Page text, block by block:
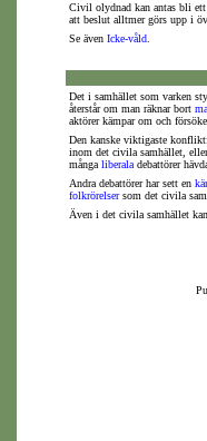
Civil olydnad kan antas bli
att beslut alltmer görs upp i
Se även Icke-våld
Det i samhället som varken
återstår om man räknar bort
aktörer kämpar om och
Den kanske viktigaste
inom det civila samhället,
många liberala debattörer
Andra debattörer har sett en
folkrörelsersom det civila
Även i det civila samhället